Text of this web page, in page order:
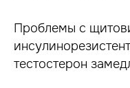
Проблемы с
тестостерон